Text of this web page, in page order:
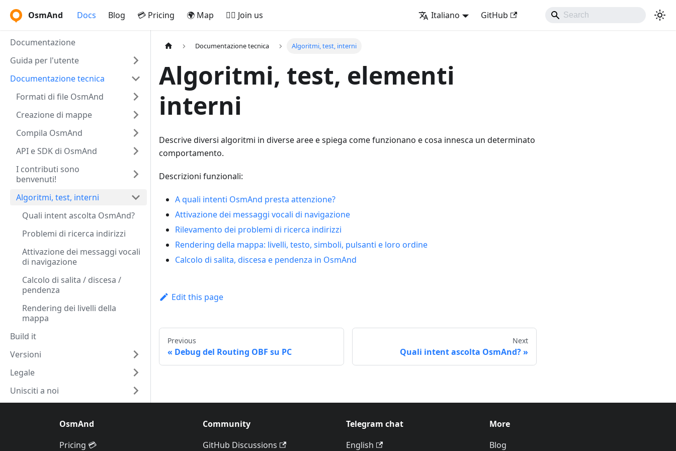
OsmAnd Docs Blog 💳 Pricing 🌍 Map 🚵‍♂️ Join us Italiano GitHub
Documentazione
Guida per l'utente
Documentazione tecnica
Formati di file OsmAnd
Creazione di mappe
Compila OsmAnd
API e SDK di OsmAnd
I contributi sono
benvenuti!
Algoritmi, test, interni
Quali intent ascolta OsmAnd?
Problemi di ricerca indirizzi
Attivazione dei messaggi vocali
di navigazione
Calcolo di salita / discesa /
pendenza
Rendering dei livelli della
mappa
Build it
Versioni
Legale
Unisciti a noi
Documentazione tecnica Algoritmi, test, interni
Algoritmi, test, elementi
interni
Descrive diversi algoritmi in diverse aree e spiega come funzionano e cosa innesca un determinato
comportamento.
Descrizioni funzionali:
A quali intenti OsmAnd presta attenzione?
Attivazione dei messaggi vocali di navigazione
Rilevamento dei problemi di ricerca indirizzi
Rendering della mappa: livelli, testo, simboli, pulsanti e loro ordine
Calcolo di salita, discesa e pendenza in OsmAnd
Edit this page
Previous
Debug del Routing OBF su PC
Next
Quali intent ascolta OsmAnd?
OsmAnd
Pricing 💳
Community
GitHub Discussions
Telegram chat
English
More
Blog